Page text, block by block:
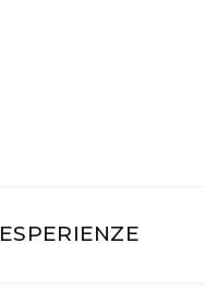
ESPERIENZE